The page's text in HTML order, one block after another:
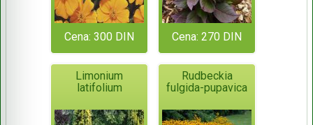
Cena: 300 DIN Cena: 270 DIN
Limonium
latifolium
Rudbeckia
fulgida-pupavica